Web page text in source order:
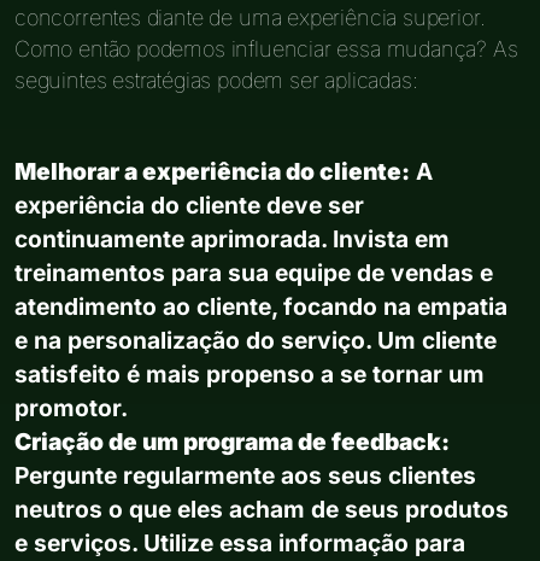
concorrentes diante de uma experiência superior.
Como então podemos influenciar essa mudança? As
seguintes estratégias podem ser aplicadas:
Melhorar a experiência do cliente: A
experiência do cliente deve ser
continuamente aprimorada. Invista em
treinamentos para sua equipe de vendas e
atendimento ao cliente, focando na empatia
e na personalização do serviço. Um cliente
satisfeito é mais propenso a se tornar um
promotor.
Criação de um programa de feedback:
Pergunte regularmente aos seus clientes
neutros o que eles acham de seus produtos
e serviços. Utilize essa informação para